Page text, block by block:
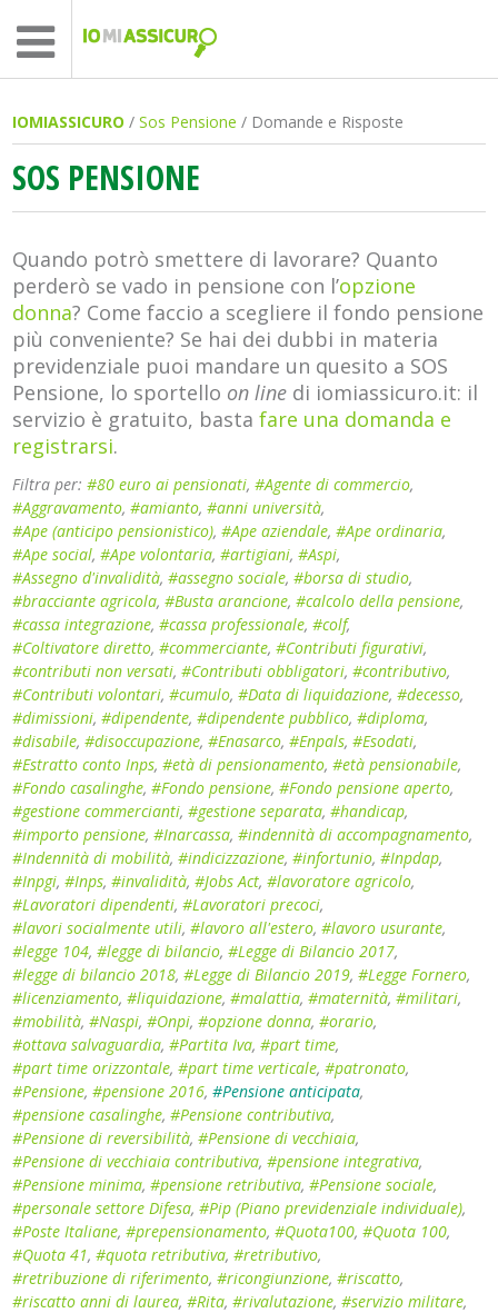
IOMIASSICURO /Sos Pensione / Domande e Risposte
SOS PENSIONE
Quando potrò smettere di lavorare? Quanto
perderò se vado in pensione con l’opzione
donna? Come faccio a scegliere il fondo pensione
più conveniente? Se hai dei dubbi in materia
previdenziale puoi mandare un quesito a SOS
Pensione, lo sportello on line di iomiassicuro.it: il
servizio è gratuito, bastafare una domanda e
registrarsi.
Filtra per:#80 euro ai pensionati,#Agente di commercio,
#Aggravamento,#amianto,#anni università,
#Ape (anticipo pensionistico),#Ape aziendale,#Ape ordinaria,
#Ape social,#Ape volontaria,#artigiani,#Aspi,
#Assegno d'invalidità,#assegno sociale,#borsa di studio,
#bracciante agricola,#Busta arancione,#calcolo della pensione,
#cassa integrazione,#cassa professionale,#colf,
#Coltivatore diretto,#commerciante,#Contributi figurativi,
#contributi non versati,#Contributi obbligatori,#contributivo,
#Contributi volontari,#cumulo,#Data di liquidazione,#decesso,
#dimissioni,#dipendente,#dipendente pubblico,#diploma,
#disabile,#disoccupazione,#Enasarco,#Enpals,#Esodati,
#Estratto conto Inps,#età di pensionamento,#età pensionabile,
#Fondo casalinghe,#Fondo pensione,#Fondo pensione aperto,
#gestione commercianti,#gestione separata,#handicap,
#importo pensione,#Inarcassa,#indennità di accompagnamento,
#Indennità di mobilità,#indicizzazione,#infortunio,#Inpdap,
#Inpgi,#Inps,#invalidità,#Jobs Act,#lavoratore agricolo,
#Lavoratori dipendenti,#Lavoratori precoci,
#lavori socialmente utili,#lavoro all'estero,#lavoro usurante,
#legge 104,#legge di bilancio,#Legge di Bilancio 2017,
#legge di bilancio 2018,#Legge di Bilancio 2019,#Legge Fornero,
#licenziamento,#liquidazione,#malattia,#maternità,#militari,
#mobilità,#Naspi,#Onpi,#opzione donna,#orario,
#ottava salvaguardia,#Partita Iva,#part time,
#part time orizzontale,#part time verticale,#patronato,
#Pensione,#pensione 2016,#Pensione anticipata,
#pensione casalinghe,#Pensione contributiva,
#Pensione di reversibilità,#Pensione di vecchiaia,
#Pensione di vecchiaia contributiva,#pensione integrativa,
#Pensione minima,#pensione retributiva,#Pensione sociale,
#personale settore Difesa,#Pip (Piano previdenziale individuale),
#Poste Italiane,#prepensionamento,#Quota100,#Quota 100,
#Quota 41,#quota retributiva,#retributivo,
#retribuzione di riferimento,#ricongiunzione,#riscatto,
#riscatto anni di laurea,#Rita,#rivalutazione,#servizio militare,